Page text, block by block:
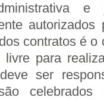
contratos é
para
ser